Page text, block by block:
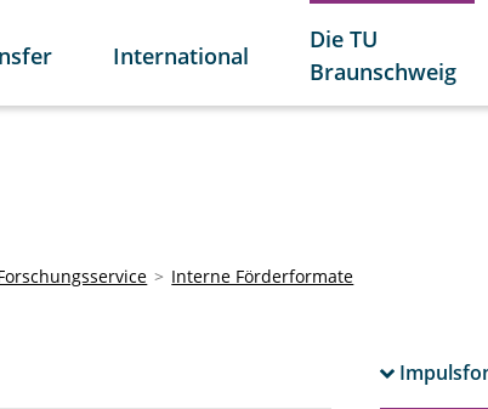
International
Die TU
Braunschweig
Interne Förderformate